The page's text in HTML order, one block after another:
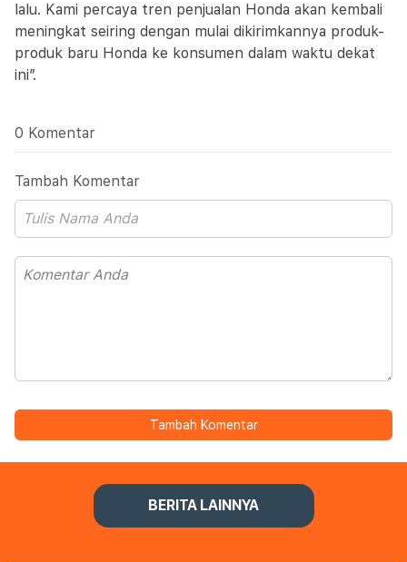
lalu. Kami percaya tren penjualan Honda akan kembali
meningkat seiring dengan mulai dikirimkannya produk-
produk baru Honda ke konsumen dalam waktu dekat
ini”.
0 Komentar
Tambah Komentar
Tambah Komentar
BERITA LAINNYA